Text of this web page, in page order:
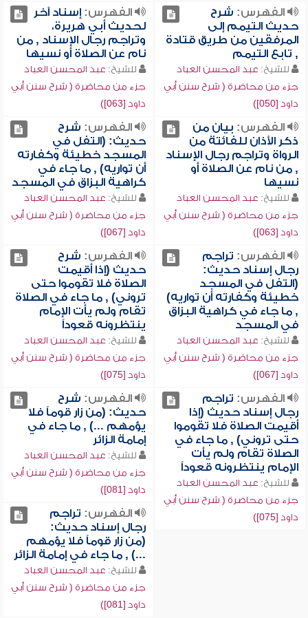
الفهرس: شرح
حديث التيمم إلى
المرفقين من طريق قتادة
, تابع التيمم
للشيخ: عبد المحسن العباد
جزء من محاضرة ( شرح سنن أبي
داود [050])
الفهرس:إسناد آخر
لحديث أبي هريرة،
وتراجم رجال الإسناد , من
نام عن الصلاة أو نسيها
للشيخ: عبد المحسن العباد
جزء من محاضرة ( شرح سنن أبي
داود [063])
الفهرس: بيان من
ذكر الأذان للفائتة من
الرواة وتراجم رجال الإسناد
, من نام عن الصلاة أو
نسيها
للشيخ: عبد المحسن العباد
جزء من محاضرة ( شرح سنن أبي
داود [063])
الفهرس: شرح
حديث: (التفل في
المسجد خطيئة وكفارته
أن تواريه) , ما جاء في
كراهية البزاق في المسجد
للشيخ: عبد المحسن العباد
جزء من محاضرة ( شرح سنن أبي
داود [067])
الفهرس: تراجم
رجال إسناد حديث:
(التفل في المسجد
خطيئة وكفارته أن تواريه)
, ما جاء في كراهية البزاق
في المسجد
للشيخ: عبد المحسن العباد
جزء من محاضرة ( شرح سنن أبي
داود [067])
الفهرس: شرح
حديث (إذا أقيمت
الصلاة فلا تقوموا حتى
تروني) , ما جاء في الصلاة
تقام ولم يأت الإمام
ينتظرونه قعوداً
للشيخ: عبد المحسن العباد
جزء من محاضرة ( شرح سنن أبي
داود [075])
الفهرس: تراجم
رجال إسناد حديث (إذا
أقيمت الصلاة فلا تقوموا
حتى تروني) , ما جاء في
الصلاة تقام ولم يأت
الإمام ينتظرونه قعوداً
للشيخ: عبد المحسن العباد
جزء من محاضرة ( شرح سنن أبي
داود [075])
الفهرس: شرح
حديث: (من زار قوماً فلا
يؤمهم ...) , ما جاء في
إمامة الزائر
للشيخ: عبد المحسن العباد
جزء من محاضرة ( شرح سنن أبي
داود [081])
الفهرس: تراجم
رجال إسناد حديث:
(من زار قوماً فلا يؤمهم
...) , ما جاء في إمامة الزائر
للشيخ: عبد المحسن العباد
جزء من محاضرة ( شرح سنن أبي
داود [081])